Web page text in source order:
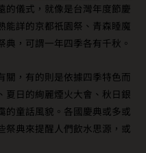
的儀式，就像是台灣年度節慶
能詳的京都祇園祭、青森睡魔
，可謂一年四季各有千秋。
關，有的則是依據四季特色而
夏日的絢麗煙火大會、秋日銀
的童話風貌。各國慶典或多或
祭典來提醒人們飲水思源，或